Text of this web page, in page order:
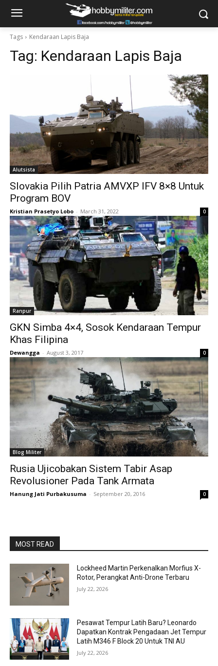
Tags Kendaraan Lapis Baja
Tag: Kendaraan Lapis Baja
Alutsista
Slovakia Pilih Patria AMVXP IFV 8×8 Untuk
Program BOV
Kristian Prasetyo Lobo - March 31, 2022 0
Ranpur
GKN Simba 4×4, Sosok Kendaraan Tempur
Khas Filipina
Dewangga - August 3, 2017 0
Blog Militer
Rusia Ujicobakan Sistem Tabir Asap
Revolusioner Pada Tank Armata
Hanung Jati Purbakusuma - September 20, 2016 0
MOST READ
Lockheed Martin Perkenalkan Morfius X-
Rotor, Perangkat Anti-Drone Terbaru
July 22, 2026
Pesawat Tempur Latih Baru? Leonardo
Dapatkan Kontrak Pengadaan Jet Tempur
Latih M346 F Block 20 Untuk TNI AU
July 22, 2026